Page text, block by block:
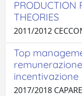
PRODUCTION
THEORIES
2011/2012
Top
incentivazione
2017/2018